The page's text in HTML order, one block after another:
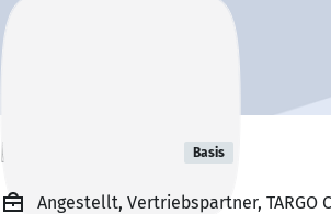
Pascal Arndt Basis
Angestellt, Vertriebspartner, TARGO